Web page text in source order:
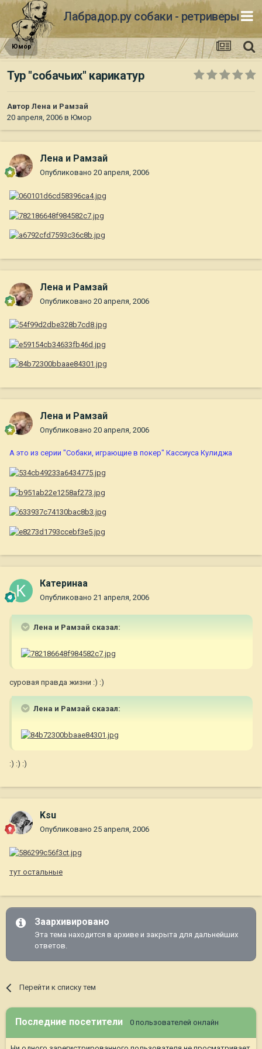
Лабрадор.ру собаки - ретриверы
Юмор
Тур "собачьих" карикатур
Автор Лена и Рамзай
20 апреля, 2006 в Юмор
Лена и Рамзай
Опубликовано 20 апреля, 2006
Лена и Рамзай
Опубликовано 20 апреля, 2006
Лена и Рамзай
Опубликовано 20 апреля, 2006
А это из серии "Собаки, играющие в покер" Кассиуса Кулиджа
Катеринаа
Опубликовано 21 апреля, 2006
Лена и Рамзай сказал:
суровая правда жизни :) :)
Лена и Рамзай сказал:
:) :) :)
Ksu
Опубликовано 25 апреля, 2006
тут остальные
Заархивировано
Эта тема находится в архиве и закрыта для дальнейших
ответов.
Перейти к списку тем
Последние посетители 0 пользователей онлайн